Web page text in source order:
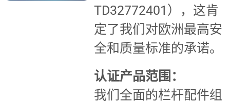
TD32772401），这肯
定了我们对欧洲最高安
全和质量标准的承诺。
认证产品范围：
我们全面的栏杆配件组